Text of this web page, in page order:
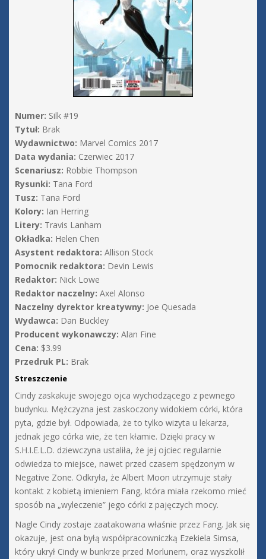
Numer: Silk #19
Tytuł: Brak
Wydawnictwo: Marvel Comics 2017
Data wydania: Czerwiec 2017
Scenariusz: Robbie Thompson
Rysunki: Tana Ford
Tusz: Tana Ford
Kolory: Ian Herring
Litery: Travis Lanham
Okładka: Helen Chen
Asystent redaktora: Allison Stock
Pomocnik redaktora: Devin Lewis
Redaktor: Nick Lowe
Redaktor naczelny: Axel Alonso
Naczelny dyrektor kreatywny: Joe Quesada
Wydawca: Dan Buckley
Producent wykonawczy: Alan Fine
Cena: $3.99
Przedruk PL: Brak
Streszczenie
Cindy zaskakuje swojego ojca wychodzącego z pewnego
budynku. Mężczyzna jest zaskoczony widokiem córki, która
pyta, gdzie był. Odpowiada, że to tylko wizyta u lekarza,
jednak jego córka wie, że ten kłamie. Dzięki pracy w
S.H.I.E.L.D. dziewczyna ustaliła, że jej ojciec regularnie
odwiedza to miejsce, nawet przed czasem spędzonym w
Negative Zone. Odkryła, że Albert Moon utrzymuje stały
kontakt z kobietą imieniem Fang, która miała rzekomo mieć
sposób na „wyleczenie” jego córki z pajęczych mocy.
Nagle Cindy zostaje zaatakowana właśnie przez Fang. Jak się
okazuje, jest ona byłą współpracowniczką Ezekiela Simsa,
który ukrył Cindy w bunkrze przed Morlunem, oraz wyszkolił